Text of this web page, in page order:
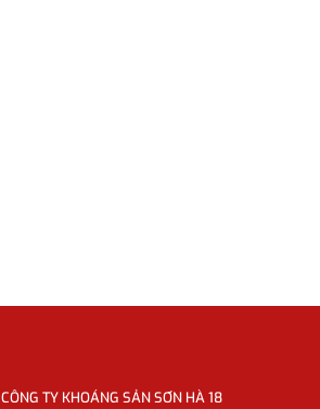
CÔNG TY KHOÁNG SẢN SƠN HÀ 18